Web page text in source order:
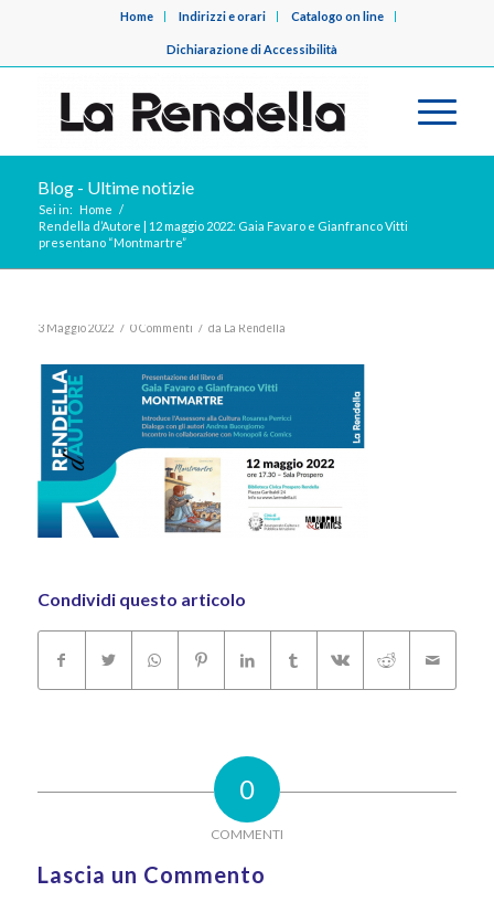
Home Indirizzi e orari Catalogo on line
Dichiarazione di Accessibilità
Blog - Ultime notizie
Sei in: Home /
Rendella d’Autore | 12 maggio 2022: Gaia Favaro e Gianfranco Vitti
presentano “Montmartre”
3 Maggio 2022 / 0 Commenti / da La Rendella
Condividi questo articolo
0
COMMENTI
Lascia un Commento